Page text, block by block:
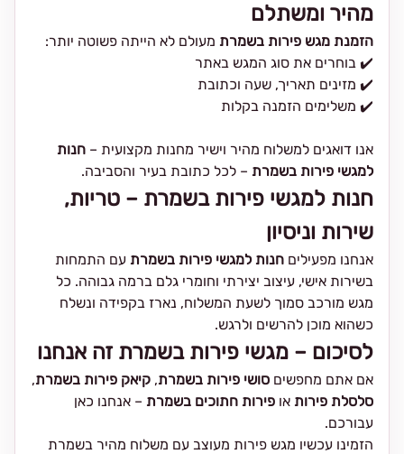
מהיר ומשתלם
הזמנת מגש פירות בשמרת מעולם לא הייתה פשוטה יותר:
✔️ בוחרים את סוג המגש באתר
✔️ מזינים תאריך, שעה וכתובת
✔️ משלימים הזמנה בקלות
אנו דואגים למשלוח מהיר וישיר מחנות מקצועית – חנות
למגשי פירות בשמרת – לכל כתובת בעיר והסביבה.
חנות למגשי פירות בשמרת – טריות,
שירות וניסיון
אנחנו מפעילים חנות למגשי פירות בשמרת עם התמחות
בשירות אישי, עיצוב יצירתי וחומרי גלם ברמה גבוהה. כל
מגש מורכב סמוך לשעת המשלוח, נארז בקפידה ונשלח
כשהוא מוכן להרשים ולרגש.
לסיכום – מגשי פירות בשמרת זה אנחנו
אם אתם מחפשים סושי פירות בשמרת, קיאק פירות בשמרת,
סלסלת פירות או פירות חתוכים בשמרת – אנחנו כאן
עבורכם.
הזמינו עכשיו מגש פירות מעוצב עם משלוח מהיר בשמרת